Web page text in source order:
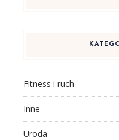
Fitness i ruch
Inne
Uroda